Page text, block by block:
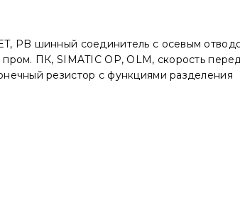
PB шинный соединитель с осевым
ПК, SIMATIC OP, OLM, скорость
резистор с функциями разделения